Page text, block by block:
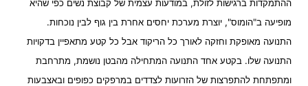
ההתמקדות ברגישות לזולת, במודעות עצמית של קבוצת נשים כפי שהיא
מופיעה ב"הומוס", יוצרת מערכת יחסים אחרת בין גוף לבין נוכחות.
התנועה מאופקת וחזקה לאורך כל הריקוד אבל כל קטע מתאפיין בדקויות
התנועה שלו. בקטע אחד התנועה המתחילה מהבטן נושמת, מתרחבת
ומתפתחת להתפרצות של הזרועות לצדדים במרפקים כפופים ובאצבעות